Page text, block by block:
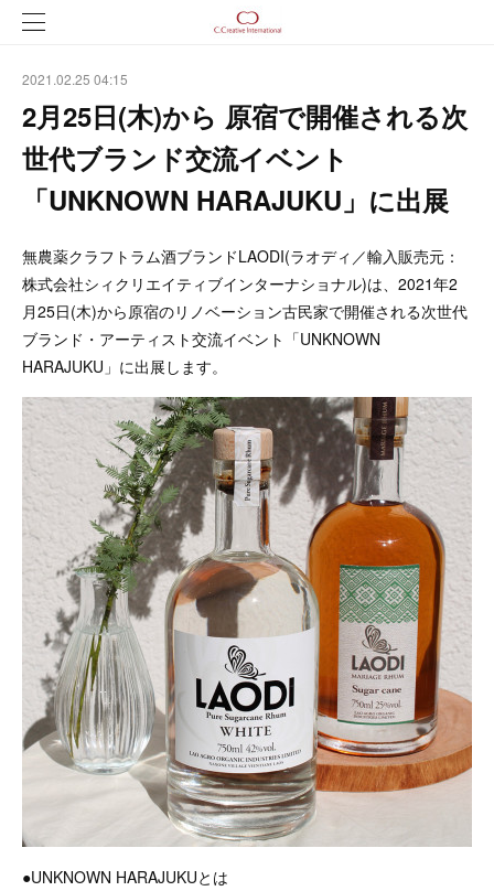
2021.02.25 04:15
2月25日(木)から 原宿で開催される次
世代ブランド交流イベント
「UNKNOWN HARAJUKU」に出展
無農薬クラフトラム酒ブランドLAODI(ラオディ／輸入販売元：
株式会社シィクリエイティブインターナショナル)は、2021年2
月25日(木)から原宿のリノベーション古民家で開催される次世代
ブランド・アーティスト交流イベント「UNKNOWN
HARAJUKU」に出展します。
●UNKNOWN HARAJUKUとは